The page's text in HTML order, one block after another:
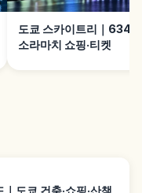
도쿄 스카이트리｜
소라마치 쇼핑·티켓